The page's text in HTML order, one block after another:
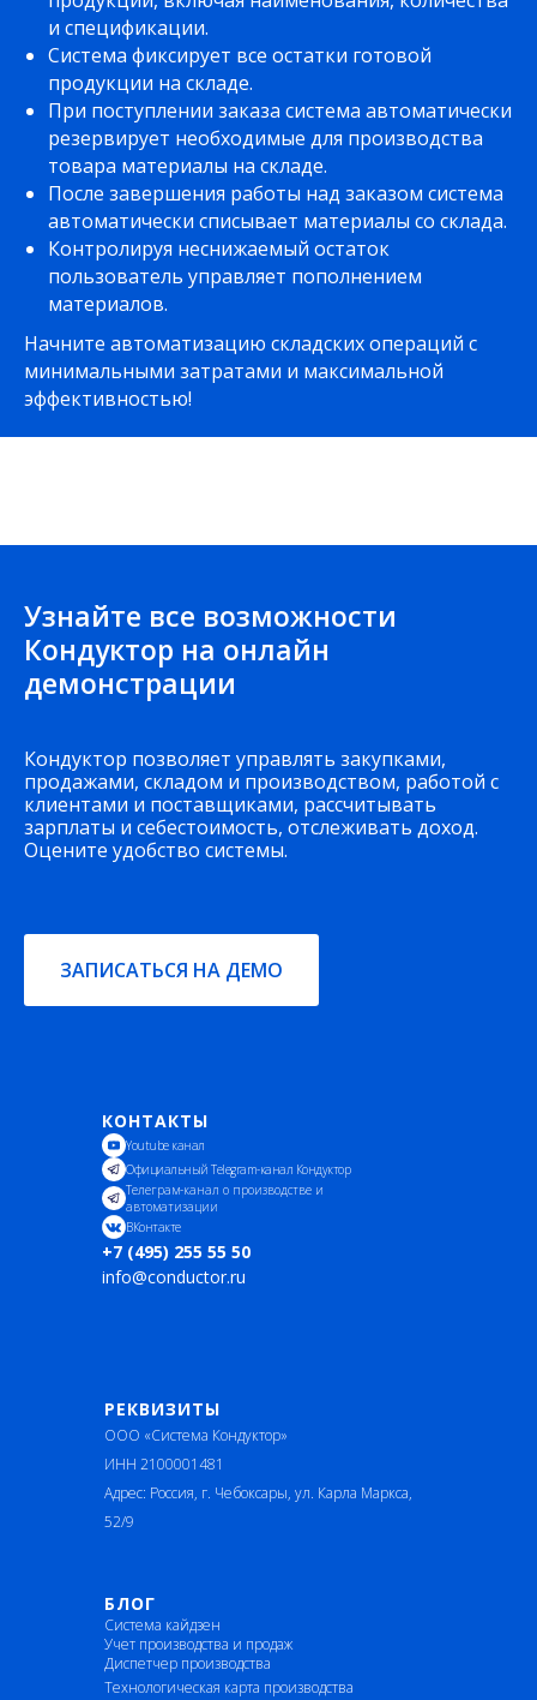
и спецификации.
Система фиксирует все остатки готовой
продукции на складе.
При поступлении заказа система автоматически
резервирует необходимые для производства
товара материалы на складе.
После завершения работы над заказом система
автоматически списывает материалы со склада.
Контролируя неснижаемый остаток
пользователь управляет пополнением
материалов.
Начните автоматизацию складских операций с
минимальными затратами и максимальной
эффективностью!
Узнайте все возможности
Кондуктор на онлайн
демонстрации
Кондуктор позволяет управлять закупками,
продажами, складом и производством, работой с
клиентами и поставщиками, рассчитывать
зарплаты и себестоимость, отслеживать доход.
Оцените удобство системы.
ЗАПИСАТЬСЯ НА ДЕМО
БЛОГ
Система кайдзен
Учет производства и продаж
Диспетчер производства
Технологическая карта производства
РЕКВИЗИТЫ
ООО «Система Кондуктор»
ИНН 2100001481
Адрес: Россия, г. Чебоксары, ул. Карла Маркса,
52/9
КОНТАКТЫ
Youtube канал
Официальный Telegram-канал Кондуктор
Телеграм-канал о производстве и
автоматизации
ВКонтакте
+7 (495) 255 55 50
info@conductor.ru